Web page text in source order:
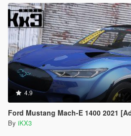
4.9
Ford Mustang Mach-E 1400 2021
By iKX3